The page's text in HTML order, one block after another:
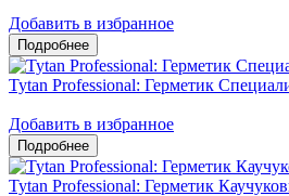
Добавить в избранное
Tytan Professional: Герметик
Добавить в избранное
Tytan Professional: Герметик